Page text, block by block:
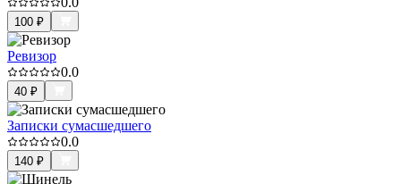
100 ₽
Ревизор
0.0
40 ₽
Записки сумасшедшего
0.0
140 ₽